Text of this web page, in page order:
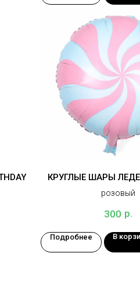
КРУГЛЫЕ ШАРЫ
розовый
300 р.
Подробнее В